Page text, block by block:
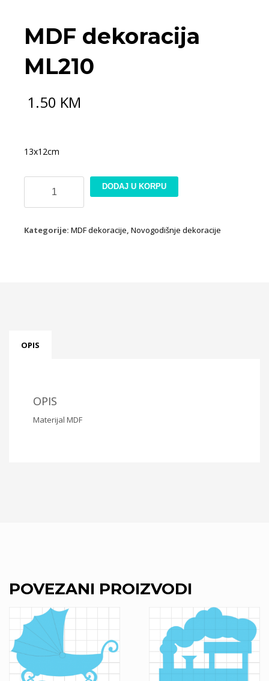
MDF dekoracija
ML210
1.50 KM
13x12cm
dekoracija
ML210
DODAJ U KORPU
Kategorije: MDF dekoracije, Novogodišnje dekoracije
OPIS
OPIS
Materijal MDF
POVEZANI PROIZVODI